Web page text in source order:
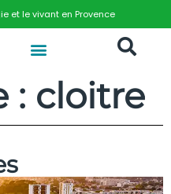
et le vivant en Provence
: cloitre